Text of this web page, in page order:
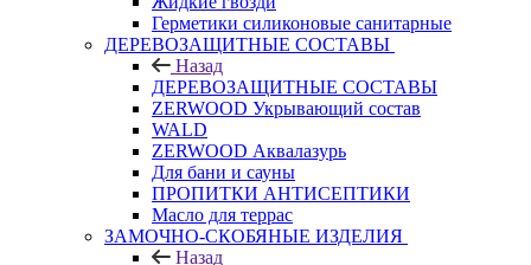
Герметики силиконовые санитарные
ДЕРЕВОЗАЩИТНЫЕ СОСТАВЫ
Назад
ДЕРЕВОЗАЩИТНЫЕ СОСТАВЫ
ZERWOOD Укрывающий состав
WALD
ZERWOOD Аквалазурь
Для бани и сауны
ПРОПИТКИ АНТИСЕПТИКИ
Масло для террас
ЗАМОЧНО-СКОБЯНЫЕ ИЗДЕЛИЯ
Назад